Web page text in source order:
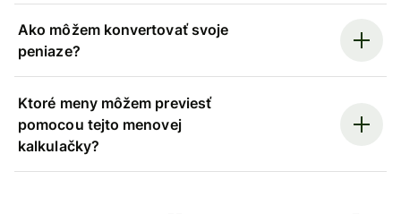
Ako môžem konvertovať svoje
peniaze?
Ktoré meny môžem previesť
pomocou tejto menovej
kalkulačky?